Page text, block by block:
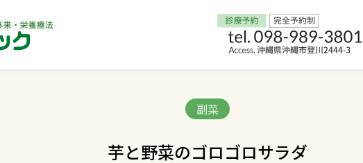
Categories:
副菜
芋と野菜のゴロゴロサラダ
Home
交通アクセス